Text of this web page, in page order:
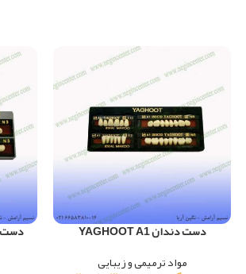
دست دندان YAGHOOT A1
مواد ترمیمی و زیبایی